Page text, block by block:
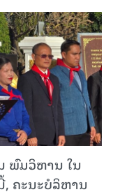
ພົມວິຫານ ໃນ
, ຄະນະບໍລິຫານ